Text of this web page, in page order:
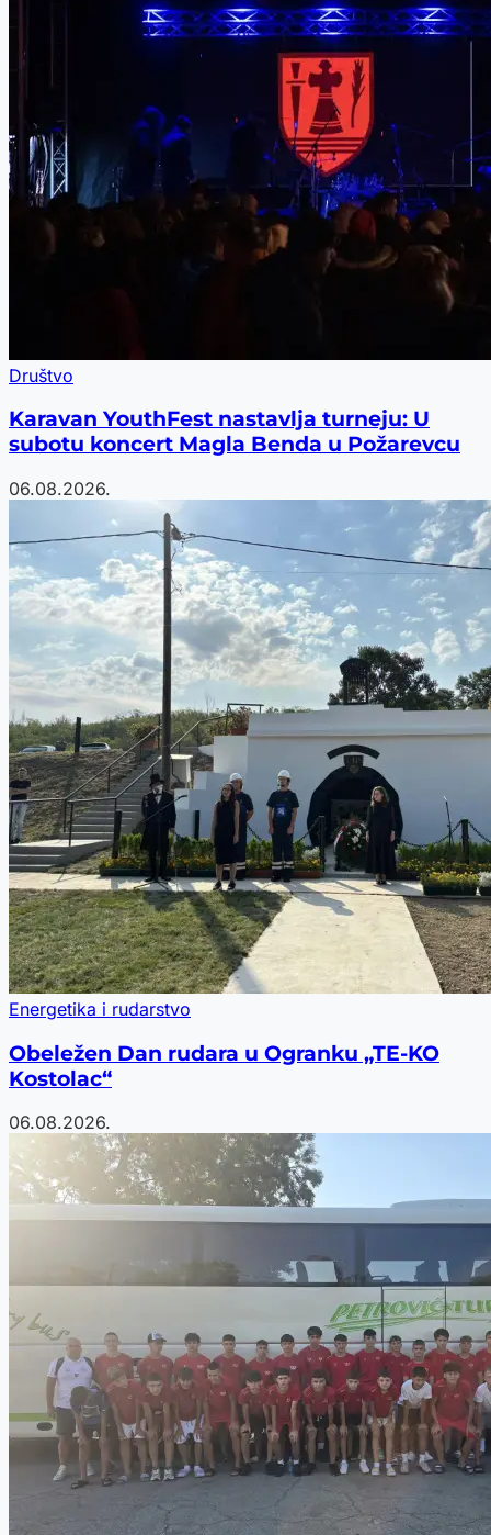
Društvo
Karavan YouthFest nastavlja turneju: U
subotu koncert Magla Benda u Požarevcu
06.08.2026.
Energetika i rudarstvo
Obeležen Dan rudara u Ogranku „TE-KO
Kostolac“
06.08.2026.